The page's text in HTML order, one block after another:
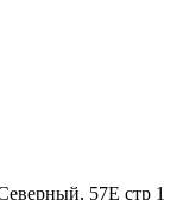
57Е стр 1